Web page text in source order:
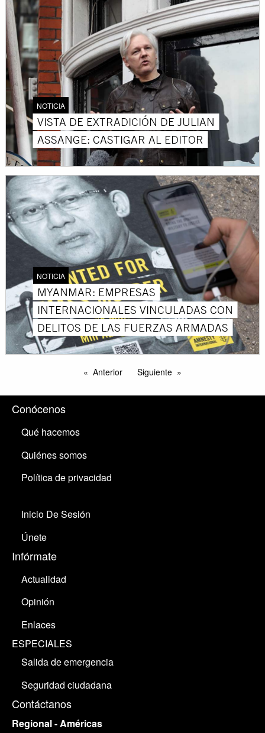
NOTICIA
VISTA DE EXTRADICIÓN DE JULIAN
ASSANGE: CASTIGAR AL EDITOR
NOTICIA
MYANMAR: EMPRESAS
INTERNACIONALES VINCULADAS CON
DELITOS DE LAS FUERZAS ARMADAS
Anterior Siguiente
Conócenos
Qué hacemos
Quiénes somos
Política de privacidad
Inicio De Sesión
Únete
Infórmate
Actualidad
Opinión
Enlaces
ESPECIALES
Salida de emergencia
Seguridad ciudadana
Contáctanos
Regional - Américas